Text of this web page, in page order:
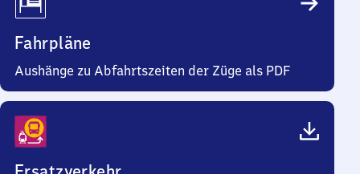
Fahrpläne
Aushänge zu Abfahrtszeiten der Züge als PDF